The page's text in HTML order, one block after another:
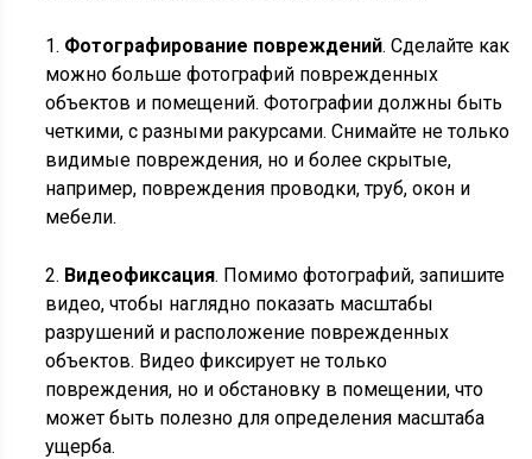
1. Фотографирование повреждений. Сделайте как
можно больше фотографий поврежденных
объектов и помещений. Фотографии должны быть
четкими, с разными ракурсами. Снимайте не только
видимые повреждения, но и более скрытые,
например, повреждения проводки, труб, окон и
мебели.
2. Видеофиксация. Помимо фотографий, запишите
видео, чтобы наглядно показать масштабы
разрушений и расположение поврежденных
объектов. Видео фиксирует не только
повреждения, но и обстановку в помещении, что
может быть полезно для определения масштаба
ущерба.